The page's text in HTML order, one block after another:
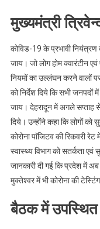
मुख्यमंत्री
कोविड-19 के प्रभावी
जाय। जो लोग होम क्वारंटीन
नियमों का उल्लंघन करने वालों
को निर्देश दिये कि सभी
जाय। देहरादून में अगले सप्ताह से
दिये। उन्होंने कहा कि लोगों को
कोरोना पाॅजिटव की रिकवरी
स्वास्थ्य विभाग को सतर्कता एवं
जानकारी दी गई कि प्रदेश में
मुक्तेश्वर में भी कोरोना की
बैठक में उपस्थित